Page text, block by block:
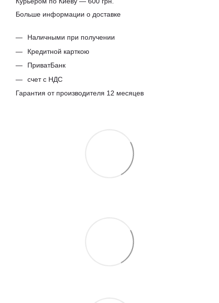
Больше информации о доставке
Наличными при получении
Кредитной карткою
ПриватБанк
счет с НДС
Гарантия от производителя 12 месяцев